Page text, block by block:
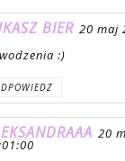
BIER 20 maj
:)
20